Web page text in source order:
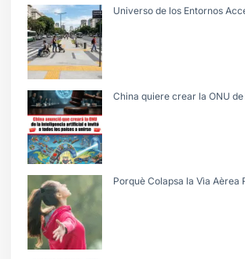
Universo de los Entornos
China quiere crear la ONU de
Porquè Colapsa la Vìa Aèrea